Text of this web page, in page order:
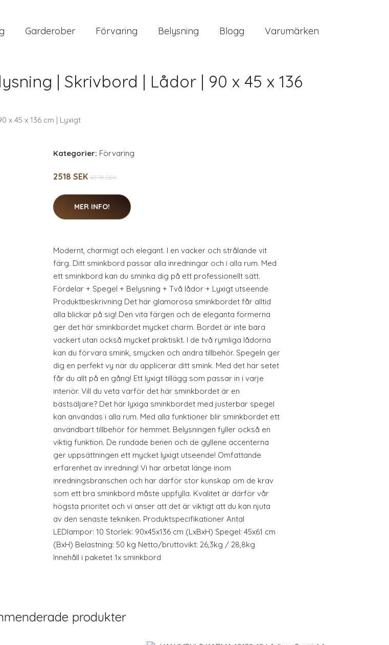
Garderober Förvaring Belysning Blogg Varumärken
| Skrivbord | Lådor | 90 x 45 x 136
x 45 x 136 cm | Lyxigt
Kategorier: Förvaring
2518 SEK 6578 SEK
MER INFO!
Modernt, charmigt och elegant. I en vacker och strålande vit
färg. Ditt sminkbord passar alla inredningar och i alla rum. Med
ett sminkbord kan du sminka dig på ett professionellt sätt.
Fördelar + Spegel + Belysning + Två lådor + Lyxigt utseende
Produktbeskrivning Det här glamorösa sminkbordet får alltid
alla blickar på sig! Den vita färgen och de eleganta formerna
ger det här sminkbordet mycket charm. Bordet är inte bara
vackert utan också mycket praktiskt. I de två rymliga lådorna
kan du förvara smink, smycken och andra tillbehör. Spegeln ger
dig en perfekt vy när du applicerar ditt smink. Med det här setet
får du allt på en gång! Ett lyxigt tillägg som passar in i varje
interiör. Vill du veta varför det här sminkbordet är en
bästsäljare? Det här lyxiga sminkbordet med justerbar spegel
kan användas i alla rum. Med alla funktioner blir sminkbordet ett
användbart tillbehör för hemmet. Belysningen fyller också en
viktig funktion. De rundade benen och de gyllene accenterna
ger uppsättningen ett mycket lyxigt utseende! Omfattande
erfarenhet av inredning! Vi har arbetat länge inom
inredningsbranschen och har därför stor kunskap om de krav
som ett bra sminkbord måste uppfylla. Kvalitet är därför vår
högsta prioritet och vi anser att det är viktigt att du kan njuta
av den senaste tekniken. Produktspecifikationer Antal
LEDlampor: 10 Storlek: 90x45x136 cm (LxBxH) Spegel: 45x61 cm
(BxH) Belastning: 50 kg Netto/bruttovikt: 26,3kg / 28,8kg
Innehåll i paketet 1x sminkbord
produkter